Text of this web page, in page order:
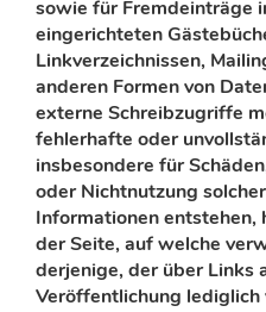
sowie für Fremdeinträge
eingerichteten
Linkverzeichnissen,
anderen Formen von
externe Schreibzugriffe
fehlerhafte oder
insbesondere für
oder Nichtnutzung
Informationen
der Seite, auf welche
derjenige, der über Links
Veröffentlichung lediglich